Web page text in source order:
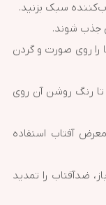
سبک بزنید.
جذب شوند.
را روی صورت و گردن
رنگ روشن آن روی
معرض آفتاب استفاده
ضدآفتاب را تمدید